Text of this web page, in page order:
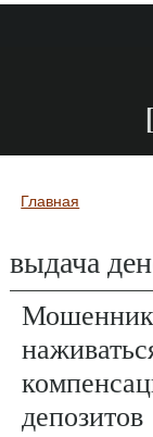
Вы здесь
Главная
выдача
депозитов